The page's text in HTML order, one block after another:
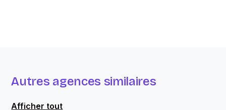
Autres agences similaires
Afficher tout